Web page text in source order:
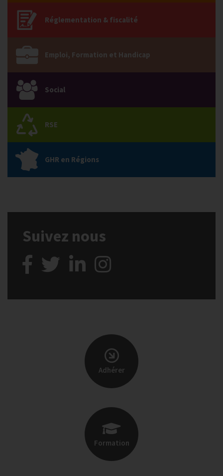
Réglementation & fiscalité
Emploi, Formation et Handicap
Social
RSE
GHR en Régions
Suivez nous
Adhérer
Formation